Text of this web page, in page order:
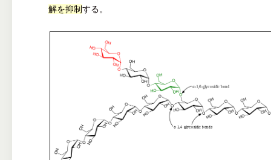
解を抑制する。